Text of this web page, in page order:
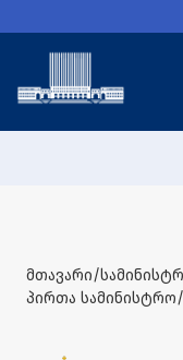
მთავარი/
პირთა